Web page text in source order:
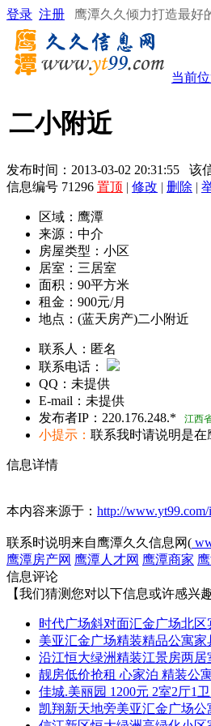
登录 注册 鹰潭久久倾力打造最好
当前位
二小附近
发布时间：2013-03-02 20:31:55 该
信息编号 71296 置顶 | 修改 | 删除 |
区域： 鹰潭
来源： 中介
房屋类型： 小区
居室： 三居室
面积： 90平方米
租金： 900元/月
地点： (蓝天房产)二小附近
联系人： 匿名
联系电话：
QQ： 未提供
E-mail： 未提供
发布者IP： 220.176.248.* 江西
小提示： 联系我时请说明是在
信息详情
本内容来源于： http://
联系时说明来自鹰潭久久信息网(
鹰潭房产网 鹰潭人才网 鹰潭商家
信息评论
【我们猜测您对以下信息或许感兴趣
时代广场斜对面汇金广场北
美亚汇金广场精装精品公寓
沿江恒大绿洲精装江景房两
靓房低价抢租 心家泊 精装公
佳城.美丽园 1200元 2室2厅1
凯翔新天地旁美亚汇金广场